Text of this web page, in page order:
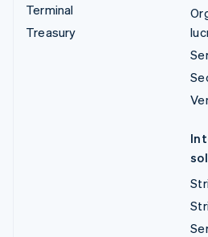
Terminal
Treasury